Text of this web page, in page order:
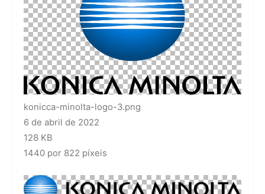
konicca-minolta-logo-3.png
6 de abril de 2022
128 KB
1440 por 822 píxeis